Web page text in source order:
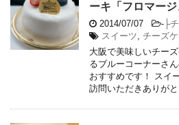
ーキ「フロマージ
2014/07/07 - ├
スイーツ, チーズ
大阪で美味しいチー
るブルーコーナーさ
おすすめです！ スイ
訪問いただきありがと